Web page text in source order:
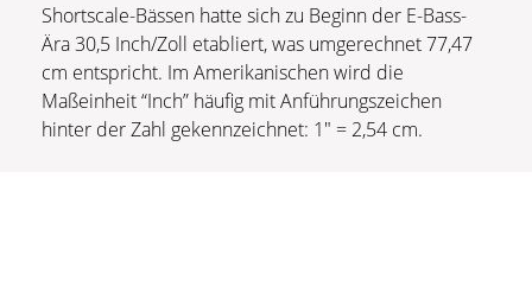
Shortscale-Bässen hatte sich zu Beginn der E-Bass-
Ära 30,5 Inch/Zoll etabliert, was umgerechnet 77,47
cm entspricht. Im Amerikanischen wird die
Maßeinheit “Inch” häufig mit Anführungszeichen
hinter der Zahl gekennzeichnet: 1″ = 2,54 cm.